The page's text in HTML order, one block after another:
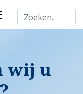
Zoeken...
wij u